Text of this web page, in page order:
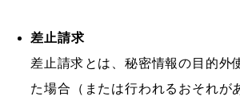
差止請求
差止請求とは、秘密情報の目的外
た場合（または行われるおそれが